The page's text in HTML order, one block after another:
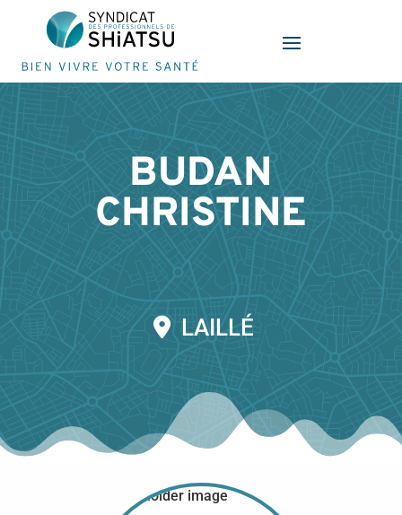
BUDAN
CHRISTINE
LAILLÉ
Panneau de gestion des cookies